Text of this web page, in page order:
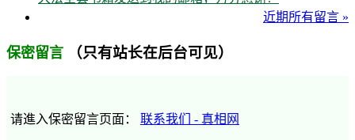
近期所有留言 »
保密留言 （只有站长在后台可见）
请進入保密留言页面： 联系我们 - 真相网